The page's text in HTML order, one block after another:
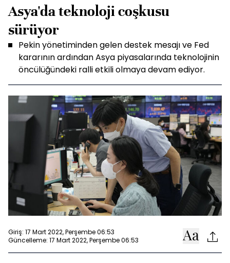
Asya'da teknoloji coşkusu
sürüyor
Pekin yönetiminden gelen destek mesajı ve Fed
kararının ardından Asya piyasalarında teknolojinin
öncülüğündeki ralli etkili olmaya devam ediyor.
Giriş: 17 Mart 2022, Perşembe 06:53
Güncelleme: 17 Mart 2022, Perşembe 06:53